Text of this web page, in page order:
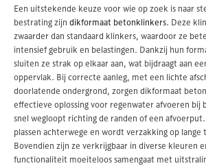
Een uitstekende keuze voor wie op zoek is naar
bestrating zijn dikformaat betonklinkers. Deze
zwaarder dan standaard klinkers, waardoor ze
intensief gebruik en belastingen. Dankzij hun
sluiten ze strak op elkaar aan, wat bijdraagt aan
oppervlak. Bij correcte aanleg, met een lichte
doorlatende ondergrond, zorgen dikformaat
effectieve oplossing voor regenwater afvoeren bij
snel wegloopt richting de randen of een
plassen achterwege en wordt verzakking op
Bovendien zijn ze verkrijgbaar in diverse kleuren
functionaliteit moeiteloos samengaat met